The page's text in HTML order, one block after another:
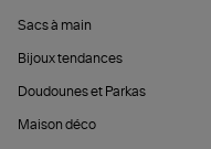
Sacs à main
Bijoux tendances
Doudounes et Parkas
Maison déco